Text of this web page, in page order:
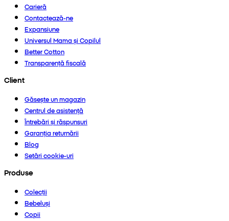
Carieră
Contactează-ne
Expansiune
Universul Mama și Copilul
Better Cotton
Transparență fiscală
Client
Găsește un magazin
Centrul de asistență
Întrebări și răspunsuri
Garanția returnării
Blog
Setări cookie-uri
Produse
Colecții
Bebeluși
Copii